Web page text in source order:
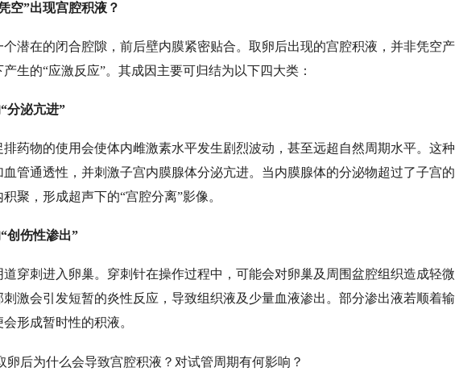
空”出现宫腔积液？
潜在的闭合腔隙，前后壁内膜紧密贴合。取卵后出现的宫腔积液，并非凭空产
产生的“应激反应”。其成因主要可归结为以下四大类：
分泌亢进”
排药物的使用会使体内雌激素水平发生剧烈波动，甚至远超自然周期水平。这种
管通透性，并刺激子宫内膜腺体分泌亢进。当内膜腺体的分泌物超过了子宫的
聚，形成超声下的“宫腔分离”影像。
创伤性渗出”
穿刺进入卵巢。穿刺针在操作过程中，可能会对卵巢及周围盆腔组织造成轻微
激会引发短暂的炎性反应，导致组织液及少量血液渗出。部分渗出液若顺着输
形成暂时性的积液。